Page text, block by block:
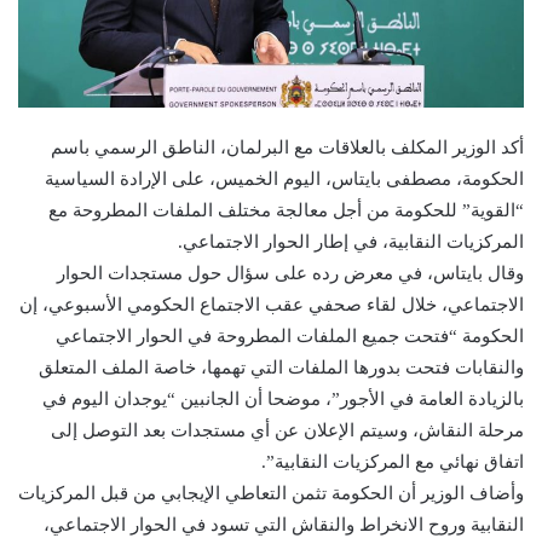
أكد الوزير المكلف بالعلاقات مع البرلمان، الناطق الرسمي باسم
الحكومة، مصطفى بايتاس، اليوم الخميس، على الإرادة السياسية
“القوية” للحكومة من أجل معالجة مختلف الملفات المطروحة مع
المركزيات النقابية، في إطار الحوار الاجتماعي.
وقال بايتاس، في معرض رده على سؤال حول مستجدات الحوار
الاجتماعي، خلال لقاء صحفي عقب الاجتماع الحكومي الأسبوعي، إن
الحكومة “فتحت جميع الملفات المطروحة في الحوار الاجتماعي
والنقابات فتحت بدورها الملفات التي تهمها، خاصة الملف المتعلق
بالزيادة العامة في الأجور”، موضحا أن الجانبين “يوجدان اليوم في
مرحلة النقاش، وسيتم الإعلان عن أي مستجدات بعد التوصل إلى
اتفاق نهائي مع المركزيات النقابية”.
وأضاف الوزير أن الحكومة تثمن التعاطي الإيجابي من قبل المركزيات
النقابية وروح الانخراط والنقاش التي تسود في الحوار الاجتماعي،